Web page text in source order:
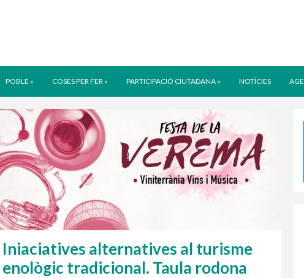
POBLE » COSES PER FER » PARTICIPACIÓ CIUTADANA » NOTÍCIES
Iniaciatives alternatives al turisme
enològic tradicional. Taula rodona